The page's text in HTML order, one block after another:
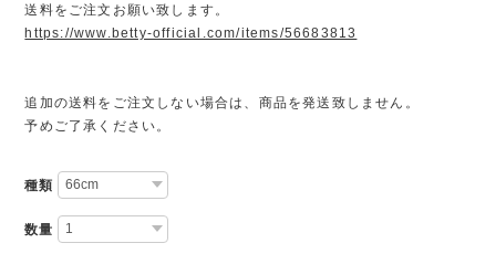
送料をご注文お願い致します。
https://www.betty-official.com/items/56683813
追加の送料をご注文しない場合は、商品を発送致しません。
予めご了承ください。
種類
数量